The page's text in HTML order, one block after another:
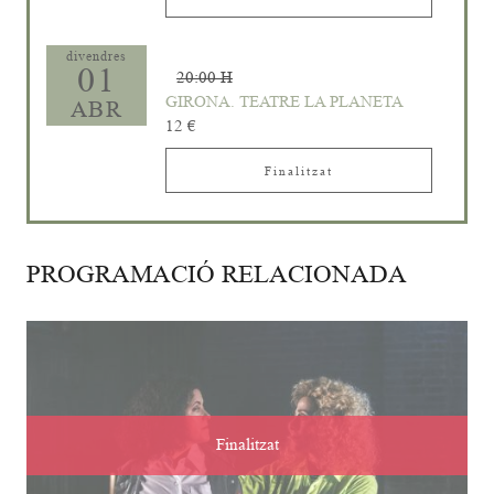
divendres
01
ABR
20:00 H
GIRONA. TEATRE LA PLANETA
12 €
Finalitzat
PROGRAMACIÓ RELACIONADA
Finalitzat